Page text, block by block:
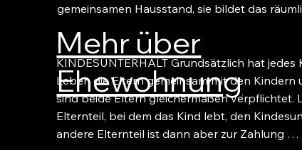
gemeinsamen Hausstand, sie bildet das
Mehr über
Ehewohnung
KINDESUNTERHALT Grundsätzlich hat
Leben die Eltern gemeinsam mit den Kindern
sind beide Eltern gleichermaßen
Elternteil, bei dem das Kind lebt, den
andere Elternteil ist dann aber zur Zahlung …